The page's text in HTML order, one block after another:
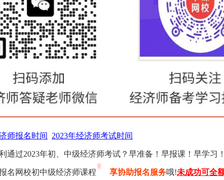
师报名时间 2023年经济师考试时间
通过2023年初、中级经济师考试？早准备！早报课！早学习
名网校初中级经济师课程 享协助报名服务哦!未成功可全